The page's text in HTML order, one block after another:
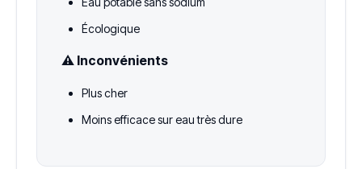
Écologique
⚠️ Inconvénients
Plus cher
Moins efficace sur eau très dure